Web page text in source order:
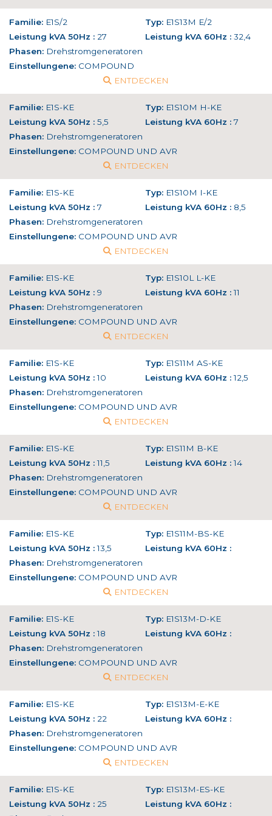
Familie: E1S/2 Typ: E1S13M E/2
Leistung kVA 50Hz : 27 Leistung kVA 60Hz : 32,4
Phasen: Drehstromgeneratoren
Einstellungene: COMPOUND
ENTDECKEN
Familie: E1S-KE Typ: E1S10M H-KE
Leistung kVA 50Hz : 5,5 Leistung kVA 60Hz : 7
Phasen: Drehstromgeneratoren
Einstellungene: COMPOUND UND AVR
ENTDECKEN
Familie: E1S-KE Typ: E1S10M I-KE
Leistung kVA 50Hz : 7 Leistung kVA 60Hz : 8,5
Phasen: Drehstromgeneratoren
Einstellungene: COMPOUND UND AVR
ENTDECKEN
Familie: E1S-KE Typ: E1S10L L-KE
Leistung kVA 50Hz : 9 Leistung kVA 60Hz :11
Phasen: Drehstromgeneratoren
Einstellungene: COMPOUND UND AVR
ENTDECKEN
Familie: E1S-KE Typ: E1S11M AS-KE
Leistung kVA 50Hz :10 Leistung kVA 60Hz :12,5
Phasen: Drehstromgeneratoren
Einstellungene: COMPOUND UND AVR
ENTDECKEN
Familie: E1S-KE Typ: E1S11M B-KE
Leistung kVA 50Hz :11,5 Leistung kVA 60Hz :14
Phasen: Drehstromgeneratoren
Einstellungene: COMPOUND UND AVR
ENTDECKEN
Familie: E1S-KE Typ: E1S11M-BS-KE
Leistung kVA 50Hz :13,5
Leistung kVA 60Hz :
Phasen: Drehstromgeneratoren
Einstellungene: COMPOUND UND AVR
ENTDECKEN
Familie: E1S-KE Typ: E1S13M-D-KE
Leistung kVA 50Hz :18
Leistung kVA 60Hz :
Phasen: Drehstromgeneratoren
Einstellungene: COMPOUND UND AVR
ENTDECKEN
Familie: E1S-KE Typ: E1S13M-E-KE
Leistung kVA 50Hz : 22
Leistung kVA 60Hz :
Phasen: Drehstromgeneratoren
Einstellungene: COMPOUND UND AVR
ENTDECKEN
Familie: E1S-KE Typ: E1S13M-ES-KE
Leistung kVA 50Hz : 25
Leistung kVA 60Hz :